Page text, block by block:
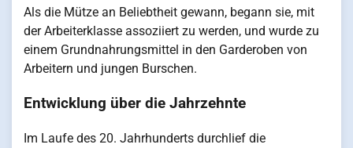
Als die Mütze an Beliebtheit gewann, begann sie, mit
der Arbeiterklasse assoziiert zu werden, und wurde zu
einem Grundnahrungsmittel in den Garderoben von
Arbeitern und jungen Burschen.
Entwicklung über die Jahrzehnte
Im Laufe des 20. Jahrhunderts durchlief die